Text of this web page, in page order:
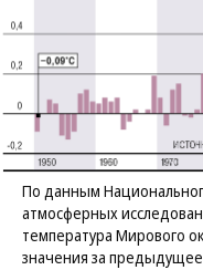
По данным
атмосферных
температура Мирового
значения за